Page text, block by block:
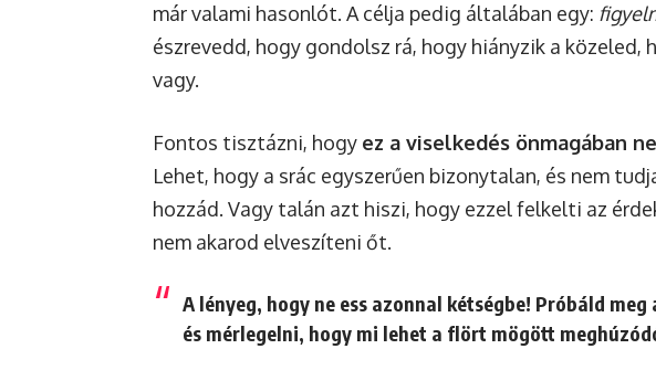
már valami hasonlót. A célja pedig általában egy:
észrevedd, hogy gondolsz rá, hogy hiányzik a
vagy.
Fontos tisztázni, hogy ez a viselkedés önmagában
Lehet, hogy a srác egyszerűen bizonytalan, és nem
hozzád. Vagy talán azt hiszi, hogy ezzel felkelti az
nem akarod elveszíteni őt.
A lényeg, hogy ne ess azonnal kétségbe! Próbáld
és mérlegelni, hogy mi lehet a flört mögött